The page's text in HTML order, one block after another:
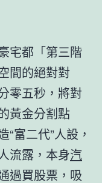
宅都「第三階
間的絕對對
零五秒，將對
黃金分割點
富二代”人設，
流露，本身汽
過買股票，吸